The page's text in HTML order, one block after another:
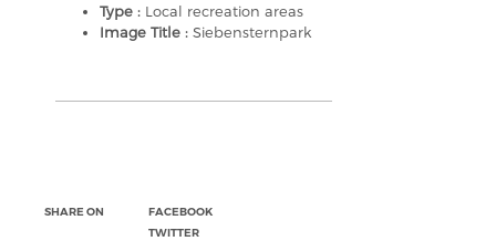
Type : Local recreation areas
Image Title : Siebensternpark
SHARE ON
FACEBOOK
TWITTER